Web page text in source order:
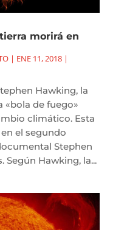
morirá en
| ENE 11, 2018|
Hawking, la
«bola de fuego»
climático. Esta
el segundo
Stephen
Según Hawking, la...